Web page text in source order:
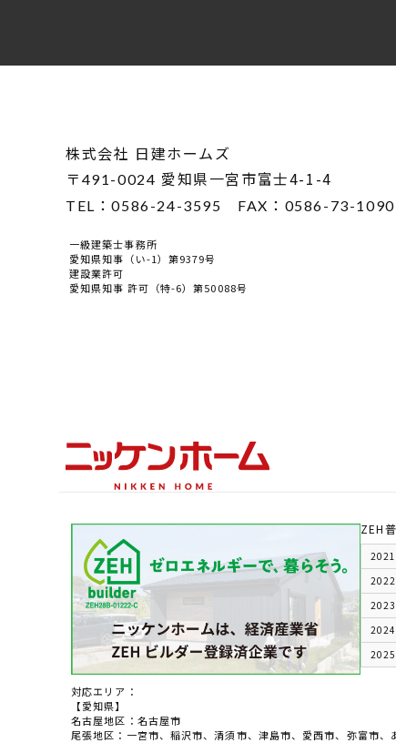
株式会社 日建ホームズ
〒 491-0024 愛知県一宮市富士4-1-4
TEL：0586-24-3595 FAX： 0586-73-1090
一級建築士事務所
愛知県知事（い-1）第9379号
建設業許可
愛知県知事 許可（特-6）第50088号
ZEH
対応エリア：
【愛知県】
名古屋地区：名古屋市
尾張地区：一宮市、稲沢市、清須市、津島市、愛西市、弥富市